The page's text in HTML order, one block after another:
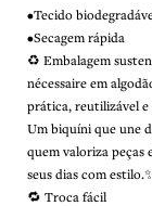
•Tecido
•Secagem rápida
♻️ Embalagem
nécessaire em
prática, reutilizável e
Um biquíni que une
quem valoriza peças
seus dias com
🔁 Troca fácil